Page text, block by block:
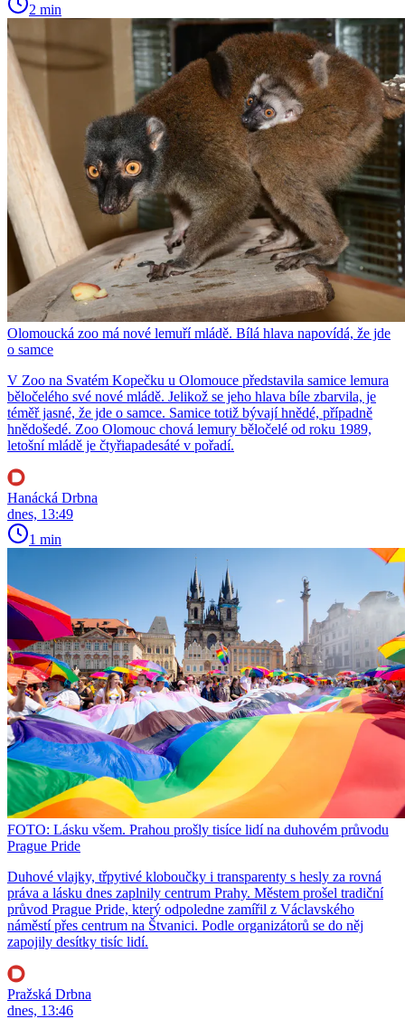
2 min
Olomoucká zoo má nové lemuří mládě. Bílá hlava napovídá, že jde
o samce
V Zoo na Svatém Kopečku u Olomouce představila samice lemura
běločelého své nové mládě. Jelikož se jeho hlava bíle zbarvila, je
téměř jasné, že jde o samce. Samice totiž bývají hnědé, případně
hnědošedé. Zoo Olomouc chová lemury běločelé od roku 1989,
letošní mládě je čtyřiapadesáté v pořadí.
Hanácká Drbna
dnes, 13:49
1 min
FOTO: Lásku všem. Prahou prošly tisíce lidí na duhovém průvodu
Prague Pride
Duhové vlajky, třpytivé kloboučky i transparenty s hesly za rovná
práva a lásku dnes zaplnily centrum Prahy. Městem prošel tradiční
průvod Prague Pride, který odpoledne zamířil z Václavského
náměstí přes centrum na Štvanici. Podle organizátorů se do něj
zapojily desítky tisíc lidí.
Pražská Drbna
dnes, 13:46